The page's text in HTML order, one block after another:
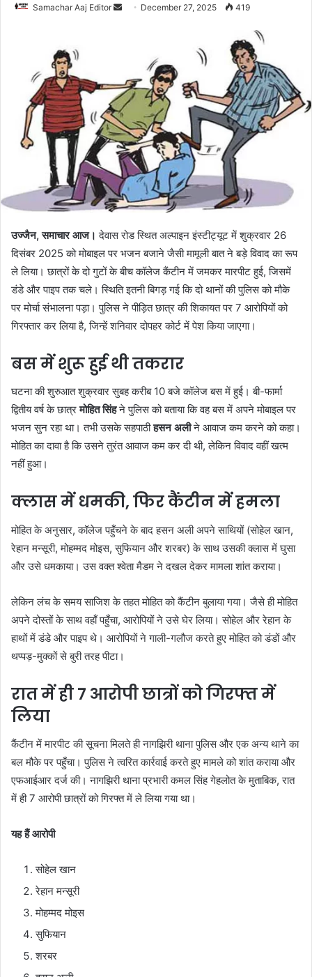
Samachar Aaj Editor
Send December 27, 2025 419
उज्जैन, समाचार आज।देवास रोड स्थित अल्पाइन इंस्टीट्यूट में शुक्रवार 26
दिसंबर 2025 को मोबाइल पर भजन बजाने जैसी मामूली बात ने बड़े विवाद का रूप
ले लिया। छात्रों के दो गुटों के बीच कॉलेज कैंटीन में जमकर मारपीट हुई, जिसमें
डंडे और पाइप तक चले। स्थिति इतनी बिगड़ गई कि दो थानों की पुलिस को मौके
पर मोर्चा संभालना पड़ा। पुलिस ने पीड़ित छात्र की शिकायत पर 7 आरोपियों को
गिरफ्तार कर लिया है, जिन्हें शनिवार दोपहर कोर्ट में पेश किया जाएगा।
बस में शुरू हुई थी तकरार
घटना की शुरुआत शुक्रवार सुबह करीब 10 बजे कॉलेज बस में हुई। बी-फार्मा
द्वितीय वर्ष के छात्रमोहित सिंहने पुलिस को बताया कि वह बस में अपने मोबाइल पर
भजन सुन रहा था। तभी उसके सहपाठीहसन अलीने आवाज कम करने को कहा।
मोहित का दावा है कि उसने तुरंत आवाज कम कर दी थी, लेकिन विवाद वहीं खत्म
नहीं हुआ।
क्लास में धमकी, फिर कैंटीन में हमला
मोहित के अनुसार, कॉलेज पहुँचने के बाद हसन अली अपने साथियों (सोहेल खान,
रेहान मन्सूरी, मोहम्मद मोइस, सुफियान और शरबर) के साथ उसकी क्लास में घुसा
और उसे धमकाया। उस वक्त श्वेता मैडम ने दखल देकर मामला शांत कराया।
लेकिन लंच के समय साजिश के तहत मोहित को कैंटीन बुलाया गया। जैसे ही मोहित
अपने दोस्तों के साथ वहाँ पहुँचा, आरोपियों ने उसे घेर लिया। सोहेल और रेहान के
हाथों में डंडे और पाइप थे। आरोपियों ने गाली-गलौज करते हुए मोहित को डंडों और
थप्पड़-मुक्कों से बुरी तरह पीटा।
रात में ही 7 आरोपी छात्रों को गिरफ्त में
लिया
कैंटीन में मारपीट की सूचना मिलते ही नागझिरी थाना पुलिस और एक अन्य थाने का
बल मौके पर पहुँचा। पुलिस ने त्वरित कार्रवाई करते हुए मामले को शांत कराया और
एफआईआर दर्ज की। नागझिरी थाना प्रभारी कमल सिंह गेहलोत के मुताबिक, रात
में ही 7 आरोपी छात्रों को गिरफ्त में ले लिया गया था।
यह हैं आरोपी
सोहेल खान
रेहान मन्सूरी
मोहम्मद मोइस
सुफियान
शरबर